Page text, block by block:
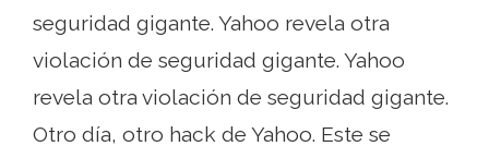
seguridad gigante. Yahoo revela otra
violación de seguridad gigante. Yahoo
revela otra violación de seguridad gigante.
Otro día, otro hack de Yahoo. Este se